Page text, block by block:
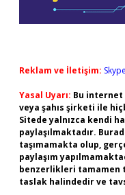
Reklam ve İletişim:
Yasal Uyarı: Bu
veya şahıs şirketi ile
Sitede yalnızca kendi
paylaşılmaktadır.
taşımamakta olup,
paylaşım
benzerlikleri tamamen
taslak halindedir ve